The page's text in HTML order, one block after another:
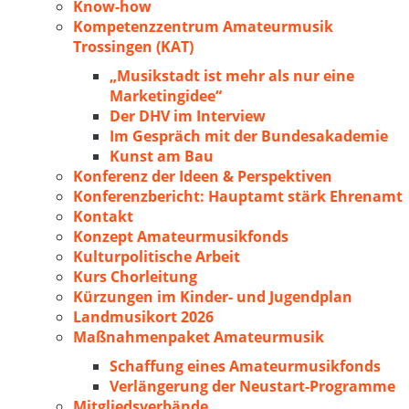
Know-how
Kompetenzzentrum Amateurmusik
Trossingen (KAT)
„Musikstadt ist mehr als nur eine
Marketingidee“
Der DHV im Interview
Im Gespräch mit der Bundesakademie
Kunst am Bau
Konferenz der Ideen & Perspektiven
Konferenzbericht: Hauptamt stärk Ehrenamt
Kontakt
Konzept Amateurmusikfonds
Kulturpolitische Arbeit
Kurs Chorleitung
Kürzungen im Kinder- und Jugendplan
Landmusikort 2026
Maßnahmenpaket Amateurmusik
Schaffung eines Amateurmusikfonds
Verlängerung der Neustart-Programme